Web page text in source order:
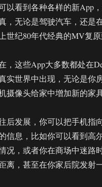
以看到各种各样的新App
，无论是驾驶汽车，还是
世纪80年代经典的MV复原
，这些App大多数都处在
实世界中出现，无论是你
摄像头给家中增加新的家
后发展，你可以把手机指
信息，比如你可以看到高
况，或者你在商场中迷路
离，甚至在你家后院发射